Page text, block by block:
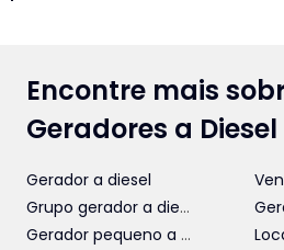
Encontre mais
Geradores a Diesel
Gerador a diesel
Grupo gerador a diesel
Gerador pequeno a diesel